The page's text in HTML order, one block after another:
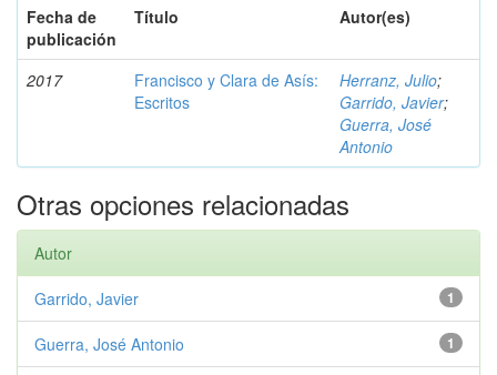
Fecha de
publicación
Título Autor(es)
2017
Francisco y Clara de Asís:
Escritos
Herranz, Julio;
Garrido, Javier;
Guerra, José
Antonio
Otras opciones relacionadas
Autor
1
Garrido, Javier
1
Guerra, José Antonio